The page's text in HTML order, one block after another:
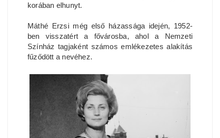
korában elhunyt.
Máthé Erzsi még első házassága idején, 1952-
ben visszatért a fővárosba, ahol a Nemzeti
Színház tagjaként számos emlékezetes alakítás
fűződött a nevéhez.